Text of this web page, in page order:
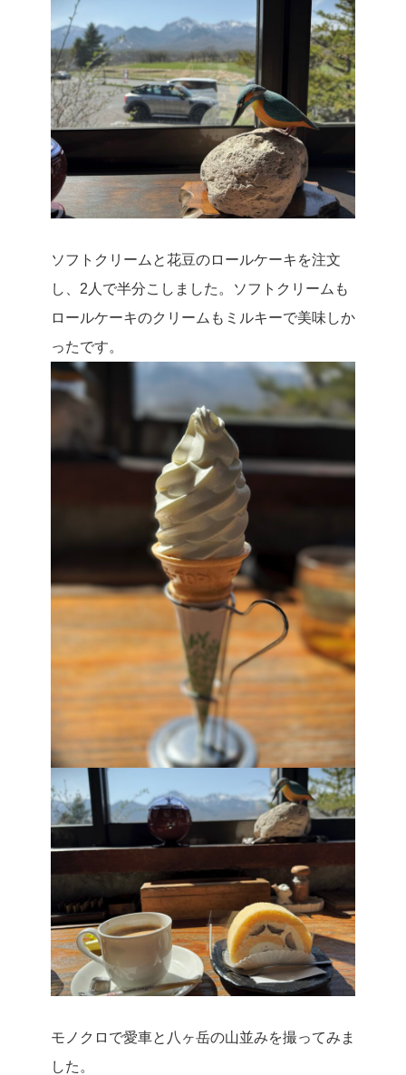
ソフトクリームと花豆のロールケーキを注文
し、2人で半分こしました。ソフトクリームも
ロールケーキのクリームもミルキーで美味しか
ったです。
モノクロで愛車と八ヶ岳の山並みを撮ってみま
した。